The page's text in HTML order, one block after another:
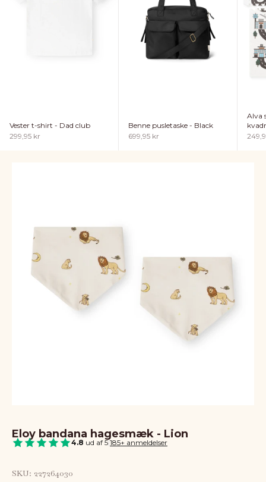
Vester t-shirt - Dad club
Salgspris
299,95 kr
Benne pusletaske - Black
Salgspris
699,95 kr
Alva
Eloy bandana hagesmæk - Lion
4.8 ud af 5|185+ anmeldelser
SKU: 227264030